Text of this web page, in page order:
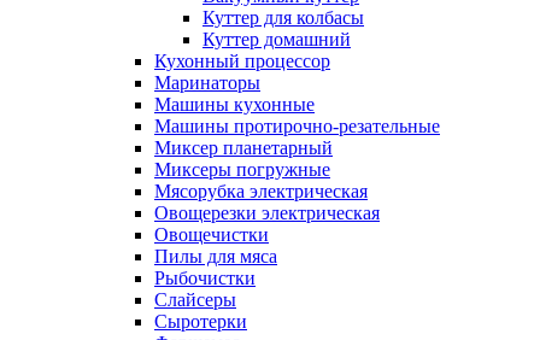
Куттер для колбасы
Куттер домашний
Кухонный процессор
Маринаторы
Машины кухонные
Машины протирочно-резательные
Миксер планетарный
Миксеры погружные
Мясорубка электрическая
Овощерезки электрическая
Овощечистки
Пилы для мяса
Рыбочистки
Слайсеры
Сыротерки